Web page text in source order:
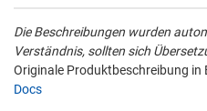
Die Beschreibungen wurden
Verständnis, sollten sich
Originale Produktbeschreibung in
Docs